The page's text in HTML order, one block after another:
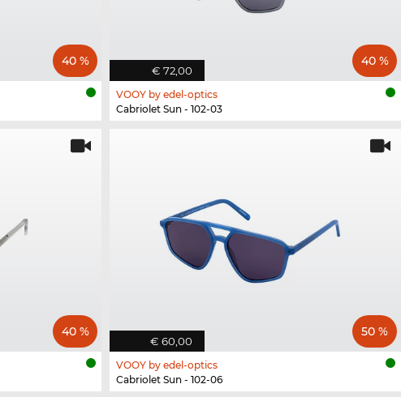
40 %
€ 72,00
40 %
VOOY by edel-optics
Cabriolet Sun - 102-03
40 %
€ 60,00
50 %
VOOY by edel-optics
Cabriolet Sun - 102-06